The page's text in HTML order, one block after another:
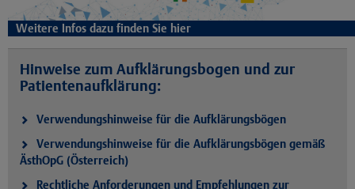
Weitere Infos dazu finden Sie hier
Hinweise zum Aufklärungsbogen und zur
Patientenaufklärung:
Verwendungshinweise für die Aufklärungsbögen
Verwendungshinweise für die Aufklärungsbögen gemäß
ÄsthOpG (Österreich)
Rechtliche Anforderungen und Empfehlungen zur